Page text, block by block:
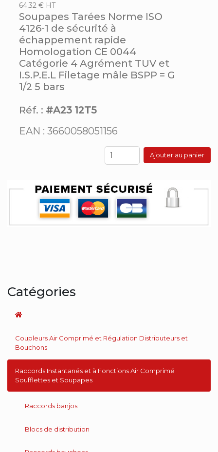
64,32 € HT
Soupapes Tarées Norme ISO
4126-1 de sécurité à
échappement rapide
Homologation CE 0044
Catégorie 4 Agrément TUV et
I.S.P.E.L Filetage mâle BSPP = G
1/2 5 bars
Réf. : #A23 12T5
EAN : 3660058051156
Ajouter au panier
Catégories
Coupleurs Air Comprimé et Régulation Distributeurs et
Bouchons
Raccords Instantanés et à Fonctions Air Comprimé
Soufflettes et Soupapes
Raccords banjos
Blocs de distribution